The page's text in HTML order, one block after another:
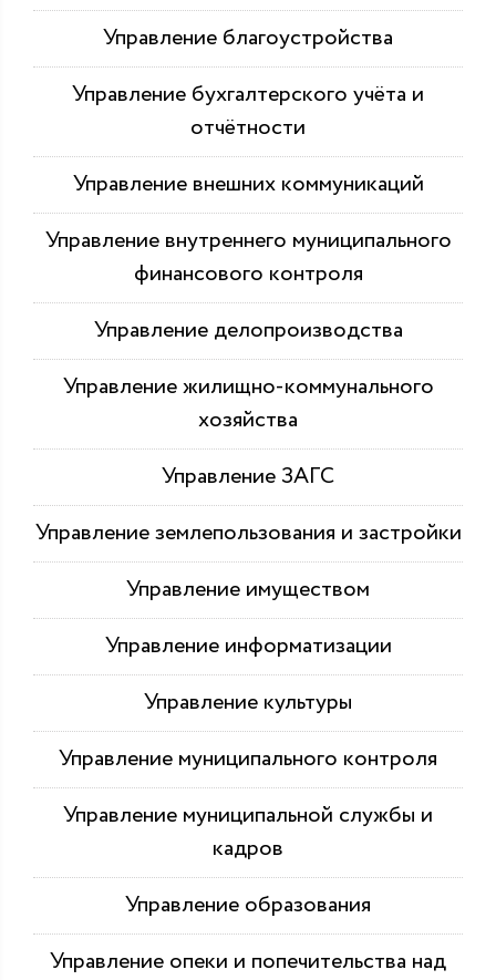
Управление благоустройства
Управление бухгалтерского учёта и
отчётности
Управление внешних коммуникаций
Управление внутреннего муниципального
финансового контроля
Управление делопроизводства
Управление жилищно-коммунального
хозяйства
Управление ЗАГС
Управление землепользования и застройки
Управление имуществом
Управление информатизации
Управление культуры
Управление муниципального контроля
Управление муниципальной службы и
кадров
Управление образования
Управление опеки и попечительства над